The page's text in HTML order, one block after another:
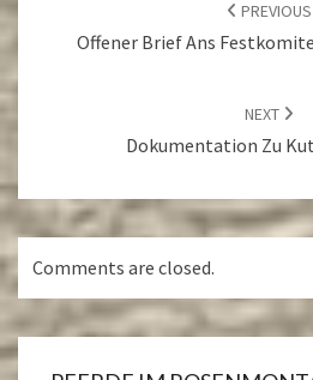
PREVIOUS
Offener Brief Ans
NEXT
Dokumentation Zu
Comments are closed.